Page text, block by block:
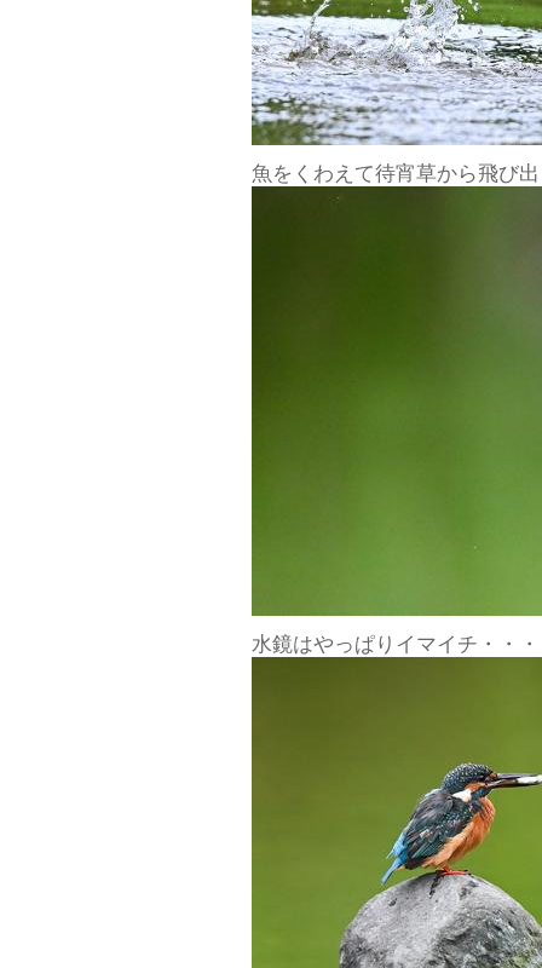
魚をくわえて待宵草から飛び
水鏡はやっぱりイマイチ・・・